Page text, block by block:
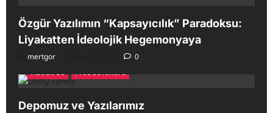
Özgür Yazılımın “Kapsayıcılık” Paradoksu:
Liyakatten İdeolojik Hegemonyaya
mertgor
0
About Us
Free Software
Depomuz ve Yazılarımız